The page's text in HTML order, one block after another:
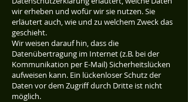
wir erheben und wofür wir sie nutzen. Sie
erläutert auch, wie und zu welchem Zweck das
geschieht.
Wir weisen darauf hin, dass die
Datenübertragung im Internet (z.B. bei der
Kommunikation per E-Mail) Sicherheitslücken
aufweisen kann. Ein lückenloser Schutz der
Daten vor dem Zugriff durch Dritte ist nicht
möglich.